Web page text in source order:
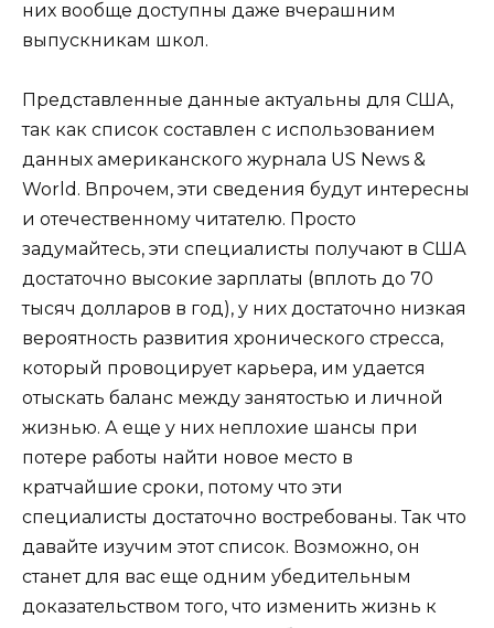
них вообще доступны даже вчерашним
выпускникам школ.
Представленные данные актуальны для США,
так как список составлен с использованием
данных американского журнала US News &
World. Впрочем, эти сведения будут интересны
и отечественному читателю. Просто
задумайтесь, эти специалисты получают в США
достаточно высокие зарплаты (вплоть до 70
тысяч долларов в год), у них достаточно низкая
вероятность развития хронического стресса,
который провоцирует карьера, им удается
отыскать баланс между занятостью и личной
жизнью. А еще у них неплохие шансы при
потере работы найти новое место в
кратчайшие сроки, потому что эти
специалисты достаточно востребованы. Так что
давайте изучим этот список. Возможно, он
станет для вас еще одним убедительным
доказательством того, что изменить жизнь к